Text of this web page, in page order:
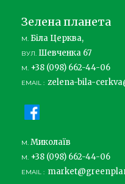
Зелена планета
М. Біла Церква,
ВУЛ. Шевченка 67
М. +38 (098) 662-44-06
EMAIL : zelena-bila-
М. Миколаїв
М. +38 (098) 662-44-06
EMAIL :